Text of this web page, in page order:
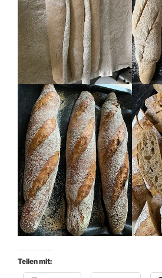
Teilen mit: